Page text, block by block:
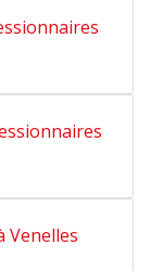
Venelles